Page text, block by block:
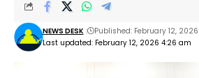
Last updated: February 12, 2026 4:26 am
NEWS DESK Published: February 12, 2026